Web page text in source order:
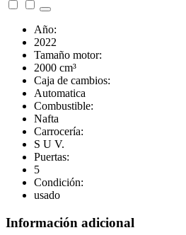
Año:
2022
Tamaño motor:
2000 cm³
Caja de cambios:
Automatica
Combustible:
Nafta
Carrocería:
S U V.
Puertas:
5
Condición:
usado
Información adicional